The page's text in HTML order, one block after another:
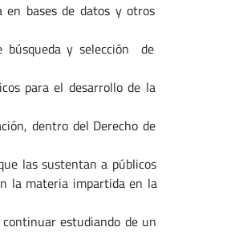
en bases de datos y otros
búsqueda y selección de
para el desarrollo de la
dentro del Derecho de
las sustentan a públicos
la materia impartida en la
estudiando de un